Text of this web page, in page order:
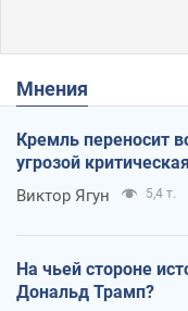
Мнения
Кремль переносит
угрозой
Виктор Ягун 5,4 т.
На чьей стороне
Дональд Трамп?